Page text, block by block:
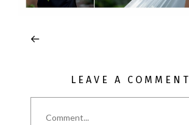
LEAVE A COMMENT